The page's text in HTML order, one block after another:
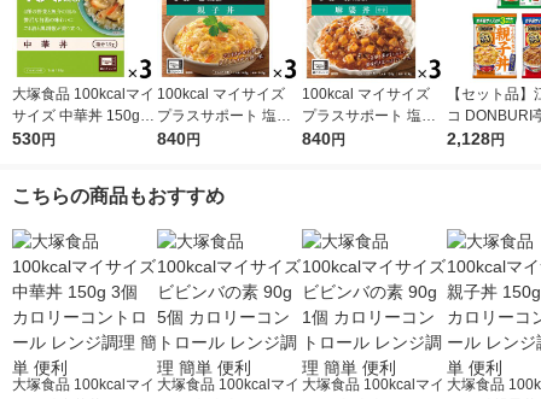
大塚食品 100kcalマイ
サイズ 中華丼 150g 3
個 カロリーコントロ
530円
100kcal マイサイズ
プラスサポート 塩分1
g 親子丼 1人前 1セッ
840円
100kcal マイサイズ
プラスサポート 塩分1
g 麻婆丼 中辛 1人前 1
840円
【セット品】
コ DONBURI
ぶり亭）3食
2,128円
こちらの商品もおすすめ
大塚食品 100kcalマイ 大塚食品 100kcalマイ 大塚食品 100kcalマイ 大塚食品